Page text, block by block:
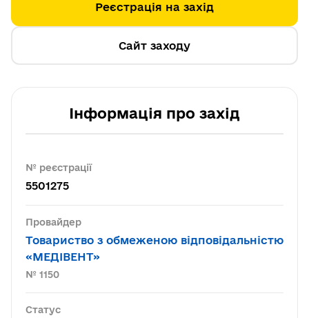
Реєстрація на захід
Сайт заходу
Інформація про захід
№ реєстрації
5501275
Провайдер
Товариство з обмеженою відповідальністю
«МЕДІВЕНТ»
№ 1150
Статус